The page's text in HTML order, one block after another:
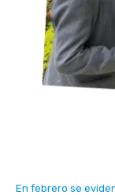
En febrero se